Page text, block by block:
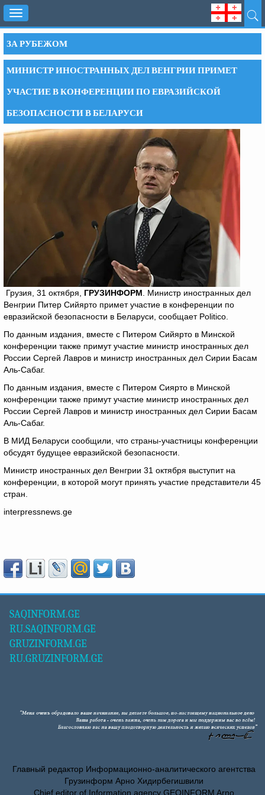
Toggle
navigation
ЗА РУБЕЖОМ
МИНИСТР ИНОСТРАННЫХ ДЕЛ ВЕНГРИИ ПРИМЕТ
УЧАСТИЕ В КОНФЕРЕНЦИИ ПО ЕВРАЗИЙСКОЙ
БЕЗОПАСНОСТИ В БЕЛАРУСИ
Грузия, 31 октября, ГРУЗИНФОРМ . Министр иностранных дел
Венгрии Питер Сийярто примет участие в конференции по
евразийской безопасности в Беларуси, сообщает Politico.
По данным издания, вместе с Питером Сийярто в Минской
конференции также примут участие министр иностранных дел
России Сергей Лавров и министр иностранных дел Сирии Басам
Аль-Сабаг.
По данным издания, вместе с Питером Сиярто в Минской
конференции также примут участие министр иностранных дел
России Сергей Лавров и министр иностранных дел Сирии Басам
Аль-Сабаг.
В МИД Беларуси сообщили, что страны-участницы конференции
обсудят будущее евразийской безопасности.
Министр иностранных дел Венгрии 31 октября выступит на
конференции, в которой могут принять участие представители 45
стран.
interpressnews.ge
SAQINFORM.GE
RU.SAQINFORM.GE
GRUZINFORM.GE
RU.GRUZINFORM.GE
Главный редактор Информационно-аналитического агентства
Грузинформ Арно Хидирбегишвили
Chief editor of Information agency GEOINFORM Arno